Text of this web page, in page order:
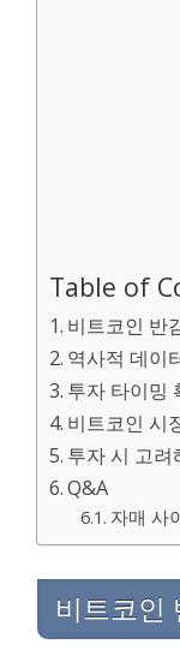
Table of
비트코인 반
역사적 데이
투자 타이밍
비트코인 시
투자 시 고려
Q&A
자매 사
비트코인